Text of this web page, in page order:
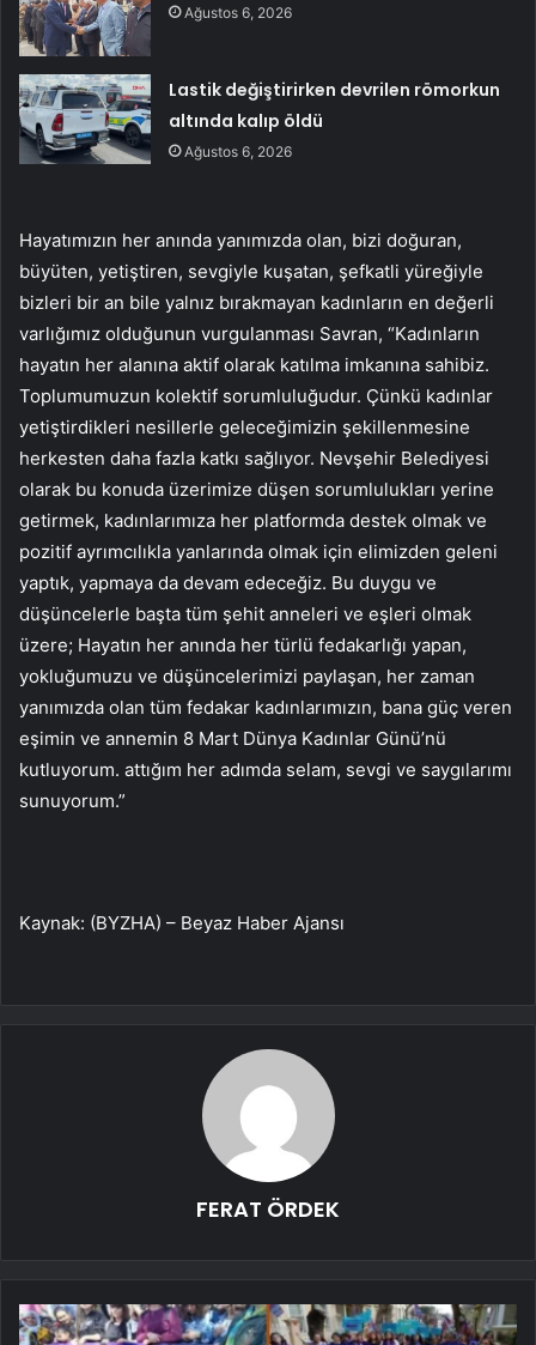
Ağustos 6, 2026
Lastik değiştirirken devrilen römorkun
altında kalıp öldü
Ağustos 6, 2026
Hayatımızın her anında yanımızda olan, bizi doğuran,
büyüten, yetiştiren, sevgiyle kuşatan, şefkatli yüreğiyle
bizleri bir an bile yalnız bırakmayan kadınların en değerli
varlığımız olduğunun vurgulanması Savran, “Kadınların
hayatın her alanına aktif olarak katılma imkanına sahibiz.
Toplumumuzun kolektif sorumluluğudur. Çünkü kadınlar
yetiştirdikleri nesillerle geleceğimizin şekillenmesine
herkesten daha fazla katkı sağlıyor. Nevşehir Belediyesi
olarak bu konuda üzerimize düşen sorumlulukları yerine
getirmek, kadınlarımıza her platformda destek olmak ve
pozitif ayrımcılıkla yanlarında olmak için elimizden geleni
yaptık, yapmaya da devam edeceğiz. Bu duygu ve
düşüncelerle başta tüm şehit anneleri ve eşleri olmak
üzere; Hayatın her anında her türlü fedakarlığı yapan,
yokluğumuzu ve düşüncelerimizi paylaşan, her zaman
yanımızda olan tüm fedakar kadınlarımızın, bana güç veren
eşimin ve annemin 8 Mart Dünya Kadınlar Günü’nü
kutluyorum. attığım her adımda selam, sevgi ve saygılarımı
sunuyorum.”
Kaynak: (BYZHA) – Beyaz Haber Ajansı
FERAT ÖRDEK